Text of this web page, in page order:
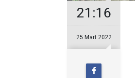
21:16
25 Mart 2022